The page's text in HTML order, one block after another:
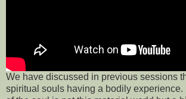
We have discussed in previous sessions
spiritual souls having a bodily experience.